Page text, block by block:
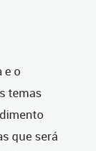
e o
temas
que será